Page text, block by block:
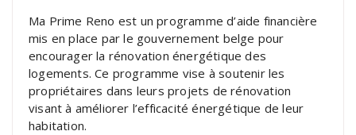
Ma Prime Reno est un programme d’aide financière
mis en place par le gouvernement belge pour
encourager la rénovation énergétique des
logements. Ce programme vise à soutenir les
propriétaires dans leurs projets de rénovation
visant à améliorer l’efficacité énergétique de leur
habitation.